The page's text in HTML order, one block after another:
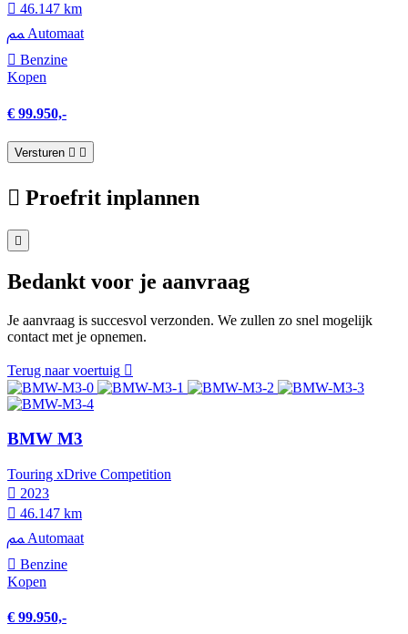
46.147 km
Automaat
Benzine
Kopen
€ 99.950,-
Versturen
Proefrit inplannen
Bedankt voor je aanvraag
Je aanvraag is succesvol verzonden. We zullen zo snel mogelijk
contact met je opnemen.
Terug naar voertuig
BMW M3
Touring xDrive Competition
2023
46.147 km
Automaat
Benzine
Kopen
€ 99.950,-